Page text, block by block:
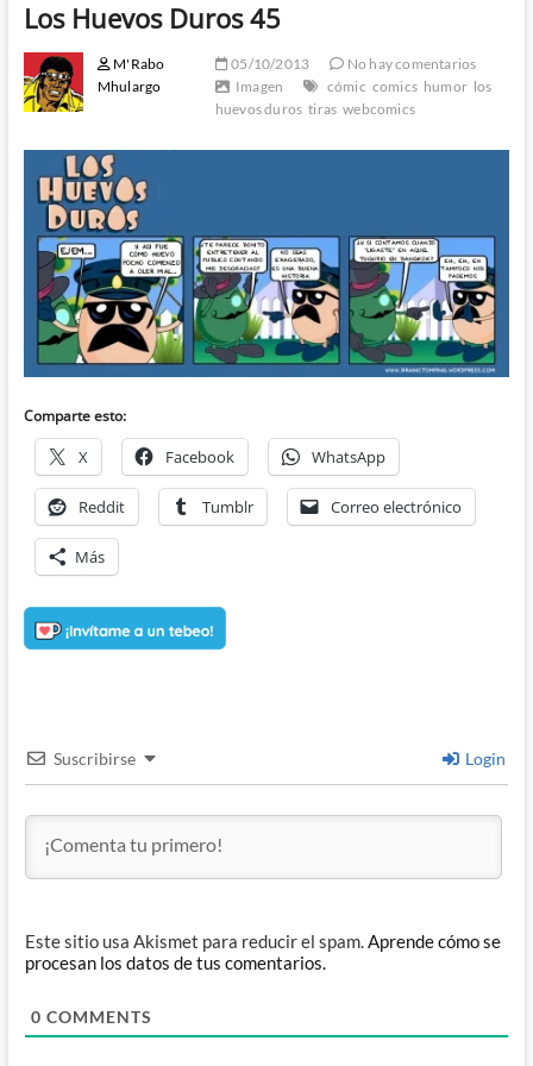
Los Huevos Duros 45
M'Rabo
Mhulargo
05/10/2013
No hay comentarios
Imagen
cómic comics humor los
huevos duros tiras webcomics
Comparte esto:
X Facebook WhatsApp
Reddit Tumblr Correo electrónico
Más
Suscribirse Login
Este sitio usa Akismet para reducir el spam.Aprende cómo se
procesan los datos de tus comentarios.
0 COMMENTS